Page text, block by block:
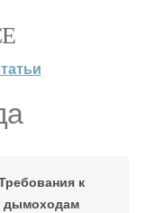
к
дымоходам